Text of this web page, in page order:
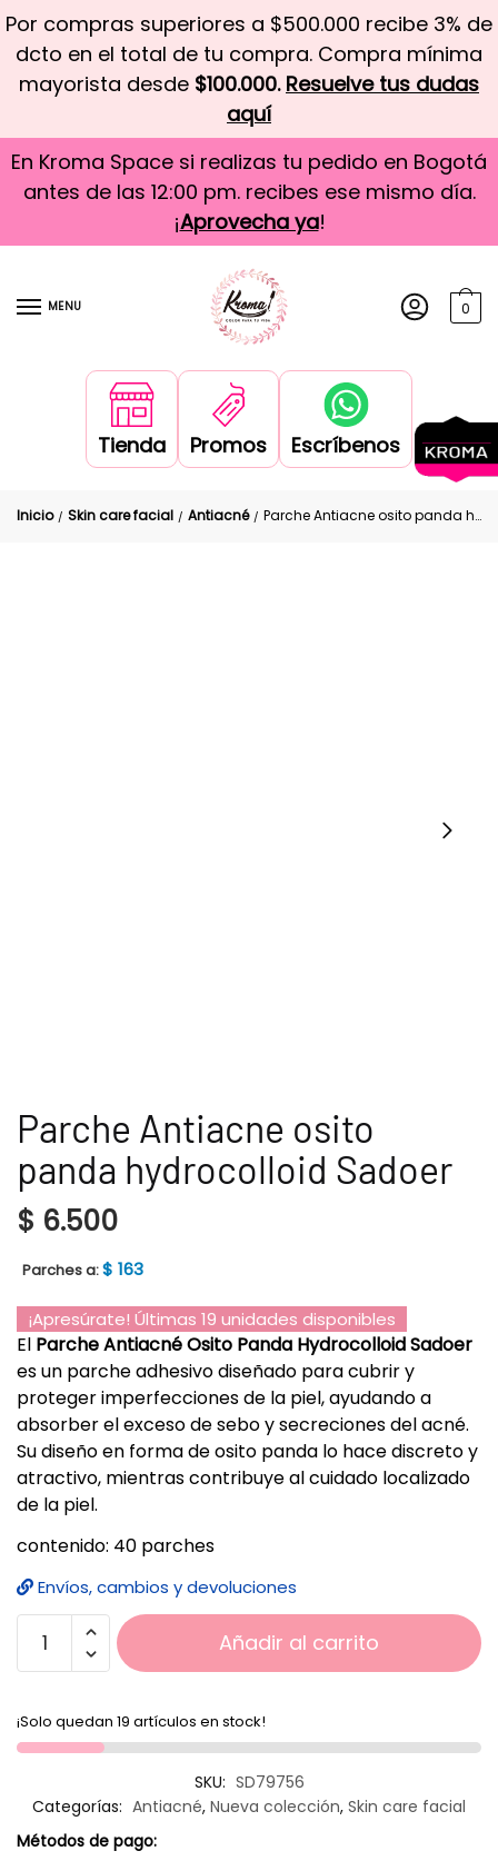
Por compras superiores a $500.000 recibe 3% de
dcto en el total de tu compra. Compra mínima
mayorista desde $100.000. Resuelve tus dudas
aquí
En Kroma Space si realizas tu pedido en Bogotá
antes de las 12:00 pm. recibes ese mismo día.
¡Aprovecha ya!
MENU 0
Tienda Promos Escríbenos
Inicio / Skin care facial / Antiacné / Parche Antiacne osito panda hydrocolloid Sadoer
Parche Antiacne osito
panda hydrocolloid Sadoer
$ 6.500
Parches a:$ 163
¡Apresúrate! Últimas 19 unidades disponibles
El Parche Antiacné Osito Panda Hydrocolloid Sadoer
es un parche adhesivo diseñado para cubrir y
proteger imperfecciones de la piel, ayudando a
absorber el exceso de sebo y secreciones del acné.
Su diseño en forma de osito panda lo hace discreto y
atractivo, mientras contribuye al cuidado localizado
de la piel.
contenido: 40 parches
Envíos, cambios y devoluciones
Añadir al carrito
¡Solo quedan 19 artículos en stock!
SKU: SD79756
Categorías: Antiacné, Nueva colección, Skin care facial
Métodos de pago: